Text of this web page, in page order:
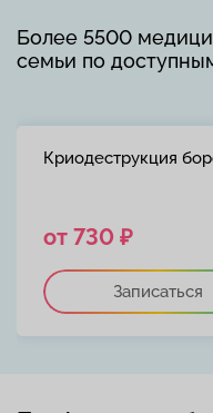
Более 5500
семьи по
Криодеструкция
от 730 ₽
Записаться